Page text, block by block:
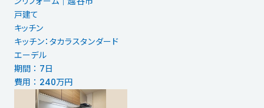
戸建て
キッチン
キッチン：タカラスタンダード
エーデル
期間 ： 7日
費用 ： 240万円